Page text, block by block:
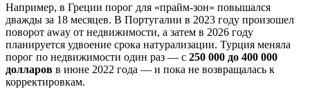
Например, в Греции порог для «прайм‑зон» повышался
дважды за 18 месяцев. В Португалии в 2023 году произошел
поворот away от недвижимости, а затем в 2026 году
планируется удвоение срока натурализации. Турция меняла
порог по недвижимости один раз — с 250 000 до 400 000
долларов в июне 2022 года — и пока не возвращалась к
корректировкам.